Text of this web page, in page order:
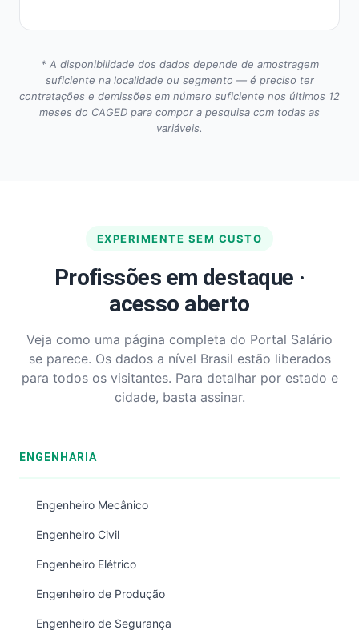
* A disponibilidade dos dados depende de amostragem
suficiente na localidade ou segmento — é preciso ter
contratações e demissões em número suficiente nos últimos 12
meses do CAGED para compor a pesquisa com todas as
variáveis.
EXPERIMENTE SEM CUSTO
Profissões em destaque ·
acesso aberto
Veja como uma página completa do Portal Salário
se parece. Os dados a nível Brasil estão liberados
para todos os visitantes. Para detalhar por estado e
cidade, basta assinar.
ENGENHARIA
Engenheiro Mecânico
Engenheiro Civil
Engenheiro Elétrico
Engenheiro de Produção
Engenheiro de Segurança